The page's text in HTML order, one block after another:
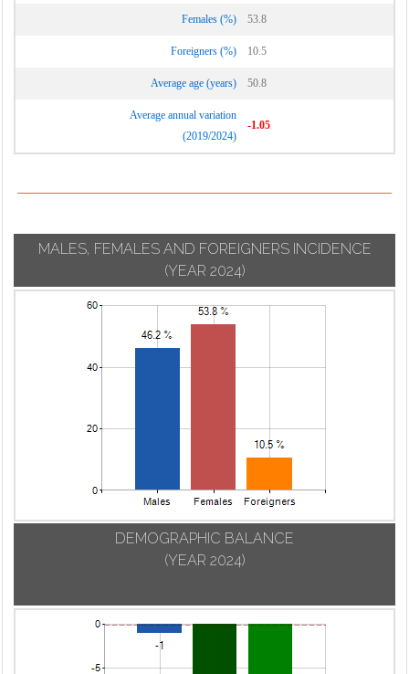
Veniano
Vercana
Minoprio
Villa Guardia
Zelbio
Females (%) 53.8
Foreigners (%) 10.5
Average age (years) 50.8
Average annual variation
(2019/2024)
-1.05
MALES, FEMALES AND FOREIGNERS INCIDENCE
(YEAR 2024)
DEMOGRAPHIC BALANCE
(YEAR 2024)